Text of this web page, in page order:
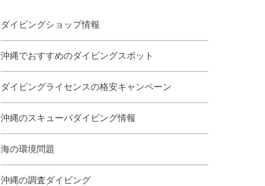
ダイビングショップ情報
沖縄でおすすめのダイビングスポット
ダイビングライセンスの格安キャンペーン
沖縄のスキューバダイビング情報
海の環境問題
沖縄の調査ダイビング